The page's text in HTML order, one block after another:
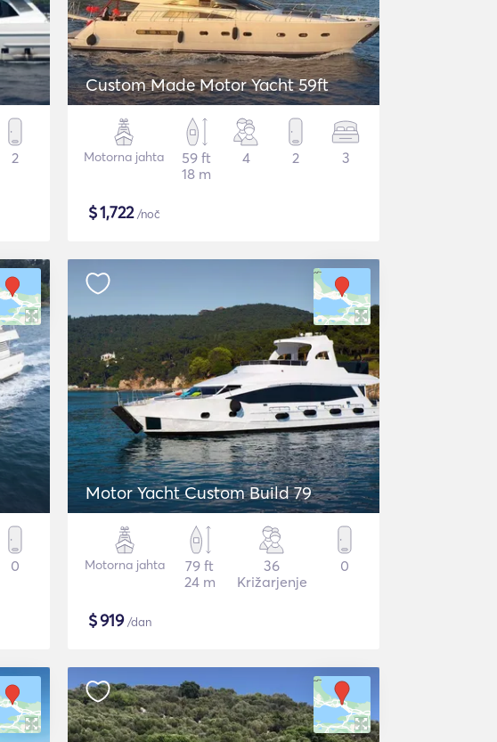
2
Custom Made Motor Yacht 59ft
Motorna jahta
59 ft
18 m
4 2 3
$1,722/noč
0
Motor Yacht Custom Build 79
Motorna jahta
79 ft
24 m
36
Križarjenje
0
$919/dan